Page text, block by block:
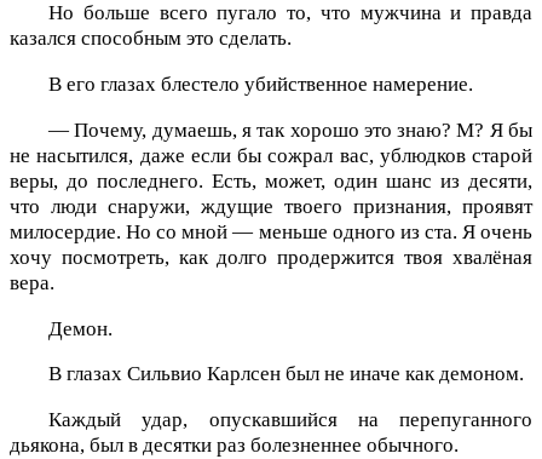
Но больше всего пугало то, что мужчина и правда
казался способным это сделать.
В его глазах блестело убийственное намерение.
— Почему, думаешь, я так хорошо это знаю? М? Я бы
не насытился, даже если бы сожрал вас, ублюдков старой
веры, до последнего. Есть, может, один шанс из десяти,
что люди снаружи, ждущие твоего признания, проявят
милосердие. Но со мной — меньше одного из ста. Я очень
хочу посмотреть, как долго продержится твоя хвалёная
вера.
Демон.
В глазах Сильвио Карлсен был не иначе как демоном.
Каждый удар, опускавшийся на перепуганного
дьякона, был в десятки раз болезненнее обычного.